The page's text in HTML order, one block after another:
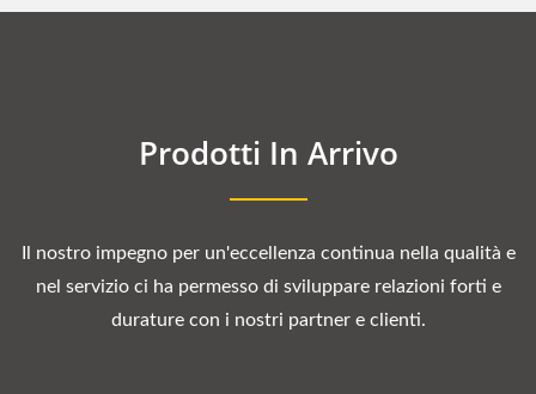
Prodotti In Arrivo
Il nostro impegno per un'eccellenza continua nella qualità e
nel servizio ci ha permesso di sviluppare relazioni forti e
durature con i nostri partner e clienti.